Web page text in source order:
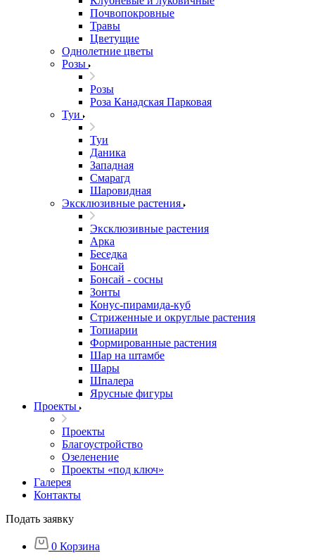
Почвопокровные
Травы
Цветущие
Однолетние цветы
Розы
Розы
Роза Канадская Парковая
Туи
Туи
Даника
Западная
Смарагд
Шаровидная
Эксклюзивные растения
Эксклюзивные растения
Арка
Беседка
Бонсай
Бонсай - сосны
Зонты
Конус-пирамида-куб
Стриженные и округлые растения
Топиарии
Формированные растения
Шар на штамбе
Шары
Шпалера
Ярусные фигуры
Проекты
Проекты
Благоустройство
Озеленение
Проекты «под ключ»
Галерея
Контакты
Подать заявку
0 Корзина